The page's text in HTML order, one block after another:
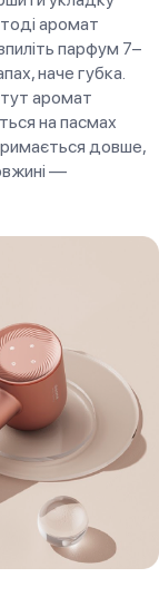
аромат
парфум 7–
наче губка.
тут аромат
на пасмах
довше,
—